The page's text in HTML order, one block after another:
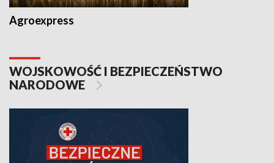
Agroexpress
WOJSKOWOŚĆ I BEZPIECZEŃSTWO
NARODOWE